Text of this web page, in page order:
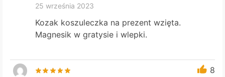
25 września 2023
Kozak koszuleczka na prezent wzięta.
Magnesik w gratysie i wlepki.
8